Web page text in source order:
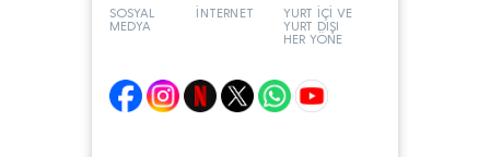
SOSYAL
MEDYA
İNTERNET
YURT İÇİ VE
YURT DIŞI
HER YÖNE